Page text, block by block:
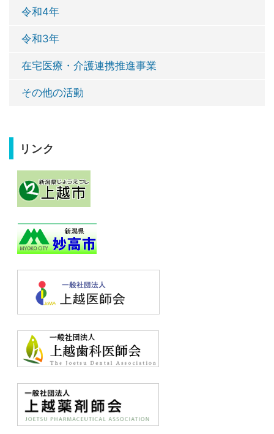
令和4年
令和3年
在宅医療・介護連携推進事業
その他の活動
リンク